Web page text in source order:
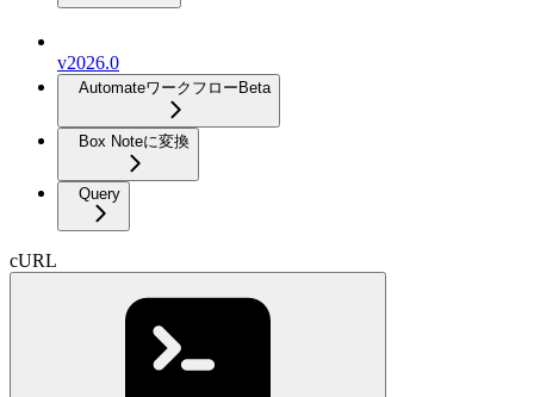
v2026.0
Automateワークフロー Beta
Box Noteに変換
Query
cURL